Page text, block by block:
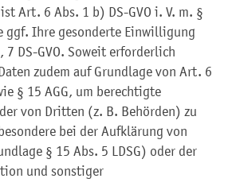
Art. 6 Abs. 1 b) DS-GVO i. V. m. §
ggf. Ihre gesonderte Einwilligung
DS-GVO. Soweit erforderlich
zudem auf Grundlage von Art. 6
§ 15 AGG, um berechtigte
von Dritten (z. B. Behörden) zu
bei der Aufklärung von
§ 15 Abs. 5 LDSG) oder der
und sonstiger